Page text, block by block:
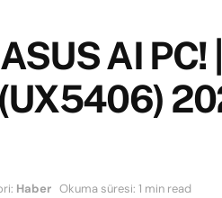
AI PC!
Haber Okuma süresi: 1 min read